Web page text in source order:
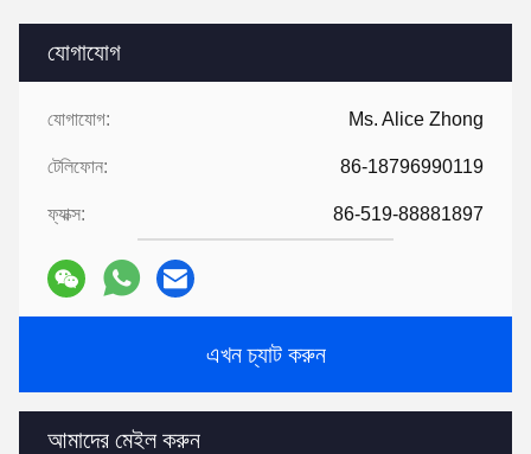
যোগাযোগ
যোগাযোগ: Ms. Alice Zhong
টেলিফোন: 86-18796990119
ফ্যাক্স: 86-519-88881897
এখন চ্যাট করুন
আমাদের মেইল ​​করুন